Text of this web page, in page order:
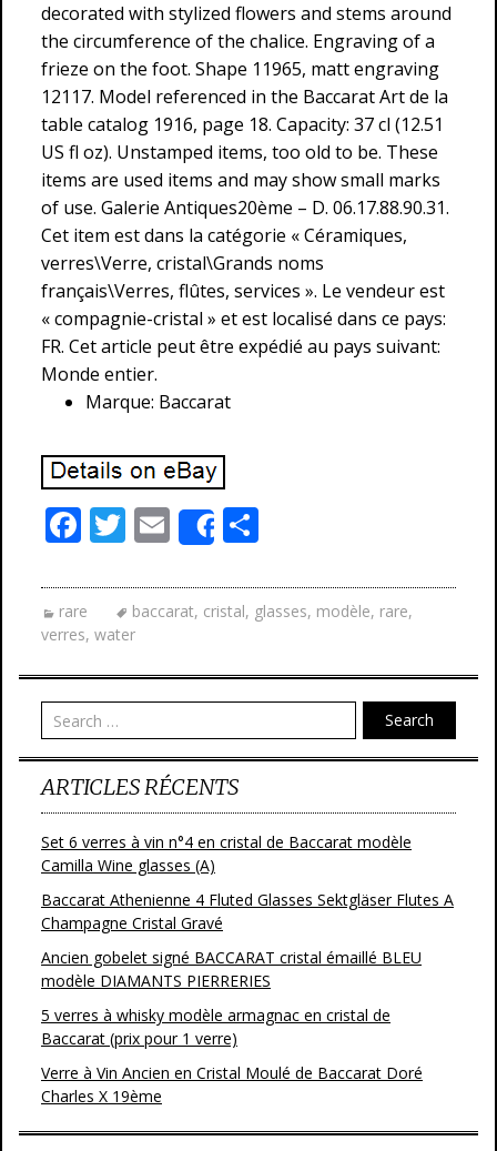
decorated with stylized flowers and stems around
the circumference of the chalice. Engraving of a
frieze on the foot. Shape 11965, matt engraving
12117. Model referenced in the Baccarat Art de la
table catalog 1916, page 18. Capacity: 37 cl (12.51
US fl oz). Unstamped items, too old to be. These
items are used items and may show small marks
of use. Galerie Antiques20ème – D. 06.17.88.90.31.
Cet item est dans la catégorie « Céramiques,
verres\Verre, cristal\Grands noms
français\Verres, flûtes, services ». Le vendeur est
« compagnie-cristal » et est localisé dans ce pays:
FR. Cet article peut être expédié au pays suivant:
Monde entier.
Marque: Baccarat
F
e
b
o
o
k
T
itt
er
E
m
ai
l
Share
ta
g
er
rare baccarat, cristal, glasses, modèle, rare,
verres, water
Search
ARTICLES RÉCENTS
Set 6 verres à vin n°4 en cristal de Baccarat modèle
Camilla Wine glasses (A)
Baccarat Athenienne 4 Fluted Glasses Sektgläser Flutes A
Champagne Cristal Gravé
Ancien gobelet signé BACCARAT cristal émaillé BLEU
modèle DIAMANTS PIERRERIES
5 verres à whisky modèle armagnac en cristal de
Baccarat (prix pour 1 verre)
Verre à Vin Ancien en Cristal Moulé de Baccarat Doré
Charles X 19ème